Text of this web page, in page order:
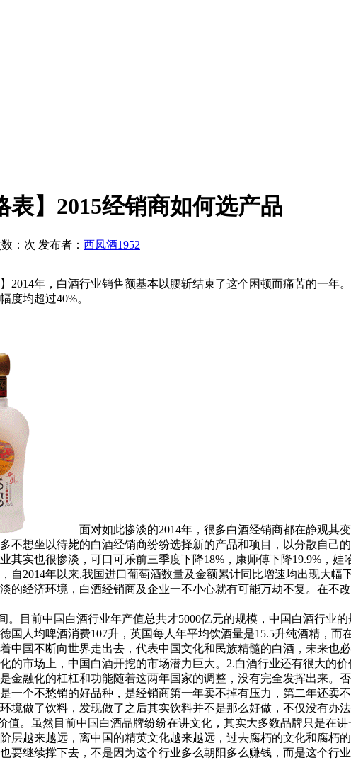
表】2015经销商如何选产品
： 次 发布者： 西凤酒1952
】2014年，白酒行业销售额基本以腰斩结束了这个困顿而痛苦的一年
度均超过40%。
面对如此惨淡的2014年，很多白酒经销商都在静观其
不想坐以待毙的白酒经销商纷纷选择新的产品和项目，以分散自己
其实也很惨淡，可口可乐前三季度下降18%，康师傅下降19.9%，
自2014年以来,我国进口葡萄酒数量及金额累计同比增速均出现大
的经济环境，白酒经销商及企业一不小心就有可能万劫不复。在不
目前中国白酒行业年产值总共才5000亿元的规模，中国白酒行业
国人均啤酒消费107升，英国每人年平均饮酒量是15.5升纯酒精，
中国不断向世界走出去，代表中国文化和民族精髓的白酒，未来也
的市场上，中国白酒开挖的市场潜力巨大。2.白酒行业还有很大的
金融化的杠杠和功能随着这两年国家的调整，没有完全发挥出来
一个不愁销的好品种，是经销商第一年卖不掉有压力，第二年还
境做了饮料，发现做了之后其实饮料并不是那么好做，不仅没有
值。虽然目前中国白酒品牌纷纷在讲文化，其实大多数品牌只是在
层越来越远，离中国的精英文化越来越远，过去腐朽的文化和腐
要继续撑下去，不是因为这个行业多么朝阳多么赚钱，而是这个